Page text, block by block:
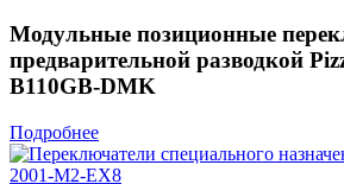
Модульные позиционные
предварительной разводкой
B110GB-DMK
Подробнее